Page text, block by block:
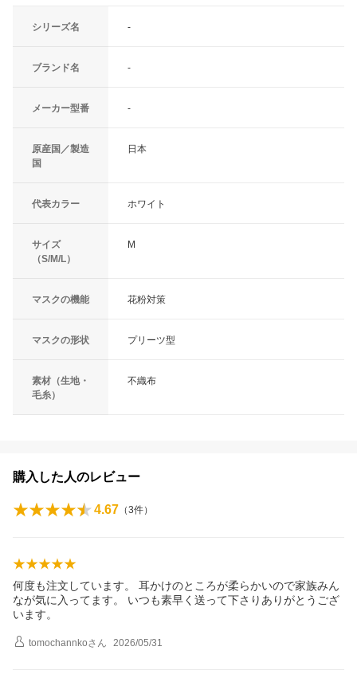
シリーズ名 -
ブランド名 -
メーカー型番 -
原産国／製造
国
日本
代表カラー ホワイト
サイズ
（S/M/L）
M
マスクの機能 花粉対策
マスクの形状 プリーツ型
素材（生地・
毛糸）
不織布
購入した人のレビュー
4.67 （3件）
何度も注文しています。 耳かけのところが柔らかいので家族みん
なが気に入ってます。 いつも素早く送って下さりありがとうござ
います。
tomochannkoさん 2026/05/31